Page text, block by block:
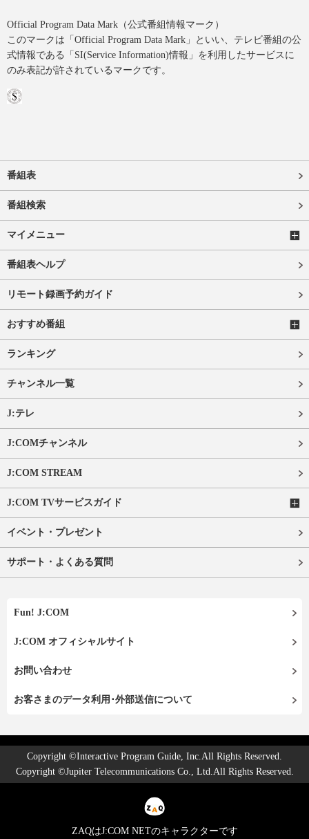
Official Program Data Mark（公式番組情報マーク）
このマークは「Official Program Data Mark」といい、テレビ番組の公
式情報である「SI(Service Information)情報」を利用したサービスに
のみ表記が許されているマークです。
番組表
番組検索
マイメニュー
番組表ヘルプ
リモート録画予約ガイド
おすすめ番組
ランキング
チャンネル一覧
J:テレ
J:COMチャンネル
J:COM STREAM
J:COM TVサービスガイド
イベント・プレゼント
サポート・よくある質問
Fun! J:COM
J:COM オフィシャルサイト
お問い合わせ
お客さまのデータ利用･外部送信について
Copyright ©Interactive Program Guide, Inc.All Rights Reserved.
Copyright ©Jupiter Telecommunications Co., Ltd.All Rights Reserved.
ZAQはJ:COM NETのキャラクターです